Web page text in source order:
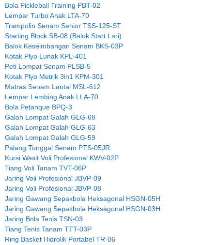
Bola Pickleball Training PBT-02
Lempar Turbo Anak LTA-70
Trampolin Senam Senior TSS-125-ST
Starting Block SB-08 (Balok Start Lari)
Balok Keseimbangan Senam BKS-03P
Kotak Plyo Lunak KPL-401
Peti Lompat Senam PLSB-5
Kotak Plyo Metrik 3in1 KPM-301
Matras Senam Lantai MSL-612
Lempar Lembing Anak LLA-70
Bola Petanque BPQ-3
Galah Lompat Galah GLG-68
Galah Lompat Galah GLG-63
Galah Lompat Galah GLG-59
Palang Tunggal Senam PTS-05JR
Kursi Wasit Voli Profesional KWV-02P
Tiang Voli Tanam TVT-06P
Jaring Voli Profesional JBVP-09
Jaring Voli Profesional JBVP-08
Jaring Gawang Sepakbola Heksagonal HSGN-05H
Jaring Gawang Sepakbola Heksagonal HSGN-03H
Jaring Bola Tenis TSN-03
Tiang Tenis Tanam TTT-03P
Ring Basket Hidrolik Portabel TR-06